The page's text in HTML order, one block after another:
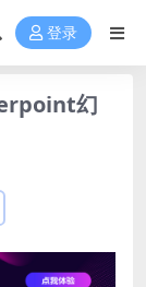
登录
幻